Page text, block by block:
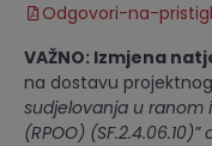
Odgovori-na-
VAŽNO: Izmjena
na dostavu
sudjelovanja u ranom
(RPOO)